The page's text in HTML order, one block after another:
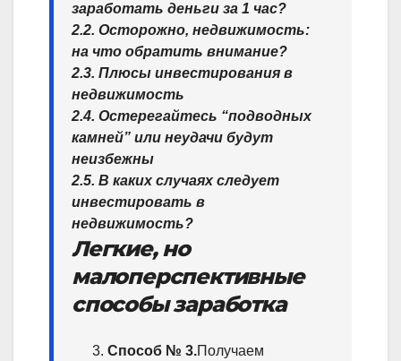
заработать деньги за 1 час?
2.2. Осторожно, недвижимость:
на что обратить внимание?
2.3. Плюсы инвестирования в
недвижимость
2.4. Остерегайтесь “подводных
камней” или неудачи будут
неизбежны
2.5. В каких случаях следует
инвестировать в
недвижимость?
Легкие, но
малоперспективные
способы заработка
Способ № 3.Получаем